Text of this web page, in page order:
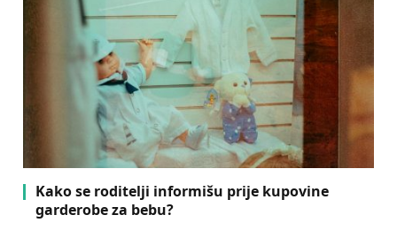
Kako se roditelji informišu prije kupovine
garderobe za bebu?